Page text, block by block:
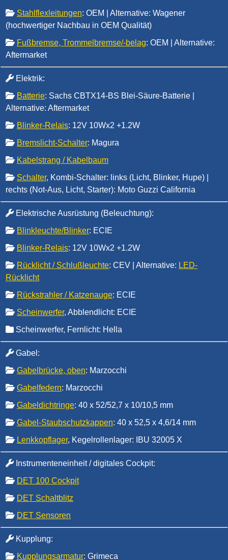
Stahlflexleitungen: OEM | Alternative: Wagener
(hochwertiger Nachbau in OEM Qualität)
Fußbremse, Trommelbremse/-belag: OEM | Alternative:
Aftermarket
Elektrik:
Batterie: Sachs CBTX14-BS Blei-Säure-Batterie |
Alternative: Aftermarket
Blinker-Relais: 12V 10Wx2 +1.2W
Bremslicht-Schalter: Magura
Kabelstrang / Kabelbaum
Schalter, Kombi-Schalter: links (Licht, Blinker, Hupe) |
rechts (Not-Aus, Licht, Starter): Moto Guzzi California
Elektrische Ausrüstung (Beleuchtung):
Blinkleuchte/Blinker: ECIE
Blinker-Relais: 12V 10Wx2 +1.2W
Rücklicht / Schlußleuchte: CEV | Alternative: LED-
Rücklicht
Rückstrahler / Katzenauge: ECIE
Scheinwerfer, Abblendlicht: ECIE
Scheinwerfer, Fernlicht: Hella
Gabel :
Gabelbrücke, oben: Marzocchi
Gabelfedern: Marzocchi
Gabeldichtringe: 40 x 52/52,7 x 10/10,5 mm
Gabel-Staubschutzkappen: 40 x 52,5 x 4,6/14 mm
Lenkkopflager, Kegelrollenlager: IBU 32005 X
Instrumenteneinheit / digitales Cockpit:
DET 100 Cockpit
DET Schaltblitz
DET Sensoren
Kupplung:
Kupplungsarmatur: Grimeca